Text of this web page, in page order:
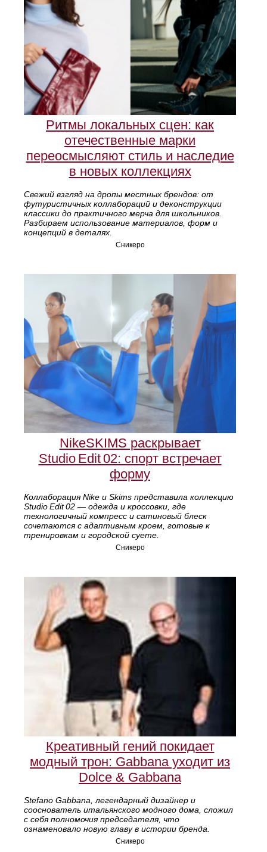
Ритмы локальных сцен: как
отечественные марки
переосмысляют стиль и наследие
в новых коллекциях
Свежий взгляд на дропы местных брендов: от
футуристичных коллабораций и деконструкции
классики до практичного мерча для школьников.
Разбираем использование материалов, форм и
концепций в деталях.
Сникеро
NikeSKIMS раскрывает
Studio Edit 02: спорт встречает
форму
Коллаборация Nike и Skims представила коллекцию
Studio Edit 02 — одежда и кроссовки, где
технологичный компресс и сатиновый блеск
сочетаются с адаптивным кроем, готовые к
тренировкам и городской суете.
Сникеро
Креативный гений покидает
модный трон: Gabbana уходит из
Dolce & Gabbana
Stefano Gabbana, легендарный дизайнер и
сооснователь итальянского модного дома, сложил
с себя полномочия председателя, что
ознаменовало новую главу в истории бренда.
Сникеро